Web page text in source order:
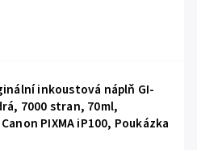
inkoustová náplň GI-
7000 stran, 70ml,
PIXMA iP100, Poukázka